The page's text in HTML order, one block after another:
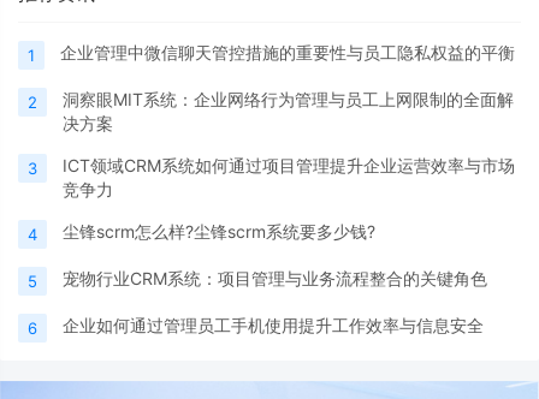
1 企业管理中微信聊天管控措施的重要性与员工隐私权益的平衡
2
洞察眼MIT系统：企业网络行为管理与员工上网限制的全面解
决方案
3
ICT领域CRM系统如何通过项目管理提升企业运营效率与市场
竞争力
4 尘锋scrm怎么样?尘锋scrm系统要多少钱?
5 宠物行业CRM系统：项目管理与业务流程整合的关键角色
6 企业如何通过管理员工手机使用提升工作效率与信息安全